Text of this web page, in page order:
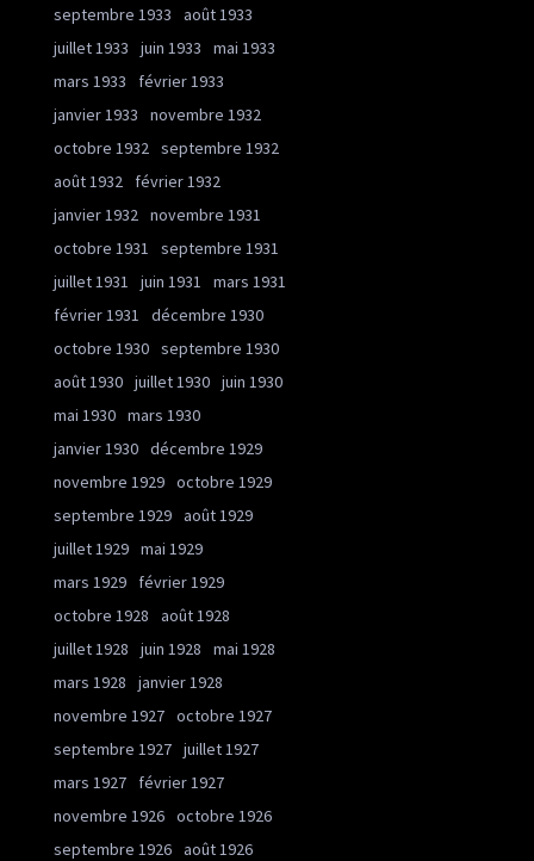
septembre 1933
août 1933
juillet 1933
juin 1933
mai 1933
mars 1933
février 1933
janvier 1933
novembre 1932
octobre 1932 septembre 1932
août 1932
février 1932
janvier 1932 novembre 1931
octobre 1931
septembre 1931
juillet 1931
juin 1931
mars 1931
février 1931
décembre 1930
octobre 1930 septembre 1930
août 1930 juillet 1930 juin 1930
mai 1930 mars 1930
janvier 1930 décembre 1929
novembre 1929 octobre 1929
septembre 1929 août 1929
juillet 1929 mai 1929
mars 1929
février 1929
octobre 1928
août 1928
juillet 1928
juin 1928
mai 1928
mars 1928
janvier 1928
novembre 1927 octobre 1927
septembre 1927 juillet 1927
mars 1927
février 1927
novembre 1926 octobre 1926
septembre 1926 août 1926